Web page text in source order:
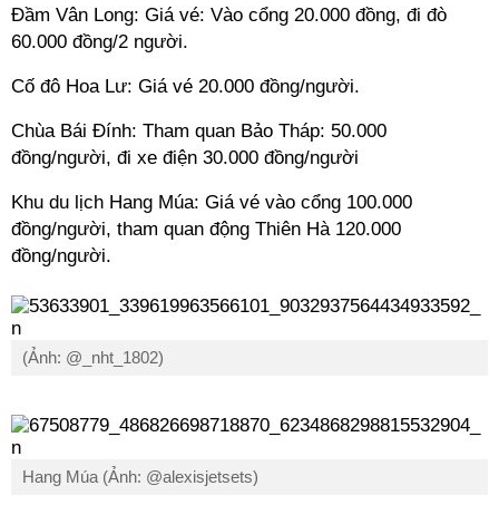
Đầm Vân Long: Giá vé: Vào cổng 20.000 đồng, đi đò
60.000 đồng/2 người.
Cố đô Hoa Lư: Giá vé 20.000 đồng/người.
Chùa Bái Đính: Tham quan Bảo Tháp: 50.000
đồng/người, đi xe điện 30.000 đồng/người
Khu du lịch Hang Múa: Giá vé vào cổng 100.000
đồng/người, tham quan động Thiên Hà 120.000
đồng/người.
(Ảnh: @_nht_1802)
Hang Múa (Ảnh: @alexisjetsets)